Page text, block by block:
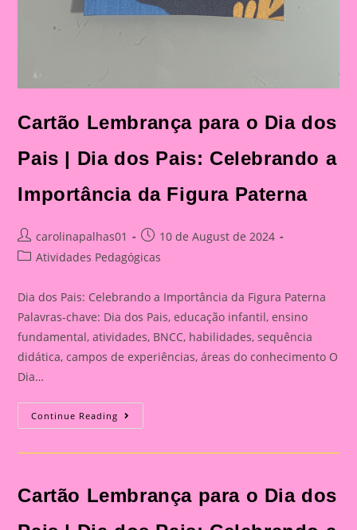
Cartão Lembrança para o Dia dos
Pais | Dia dos Pais: Celebrando a
Importância da Figura Paterna
Post
author:
carolinapalhas01
Post
published:
10 de August de 2024
PostAtividades Pedagógicas
Dia dos Pais: Celebrando a Importância da Figura Paterna
Palavras-chave: Dia dos Pais, educação infantil, ensino
fundamental, atividades, BNCC, habilidades, sequência
didática, campos de experiências, áreas do conhecimento O
Dia…
Continue Reading Cartão
Lembrança
O
|
Dia
Cartão Lembrança para o Dia dos